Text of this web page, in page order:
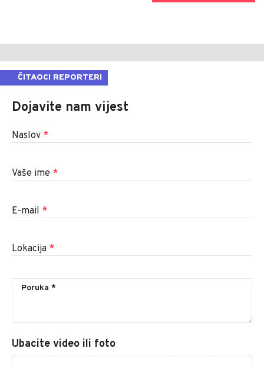
ČITAOCI REPORTERI
Dojavite nam vijest
Naslov *
Vaše ime *
E-mail *
Lokacija *
Ubacite video ili foto